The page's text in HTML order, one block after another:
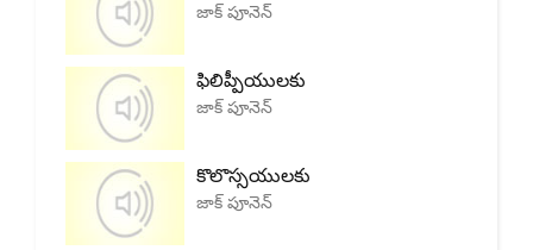
జాక్ పూనెన్
ఫిలిప్పీయులకు
జాక్ పూనెన్
కొలొస్సయులకు
జాక్ పూనెన్